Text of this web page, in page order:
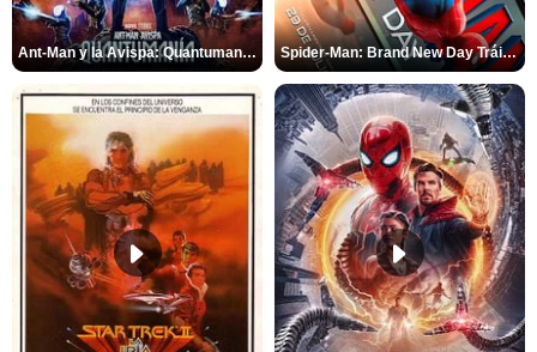
Ant-Man y la Avispa: Quantumanía Tráiler (2) Spider-Man: Brand New Day Tráiler (3)